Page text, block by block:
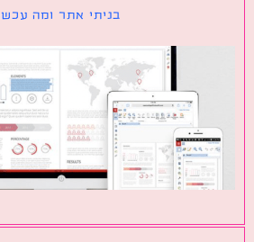
בניתי אתר ומה עכשיו?